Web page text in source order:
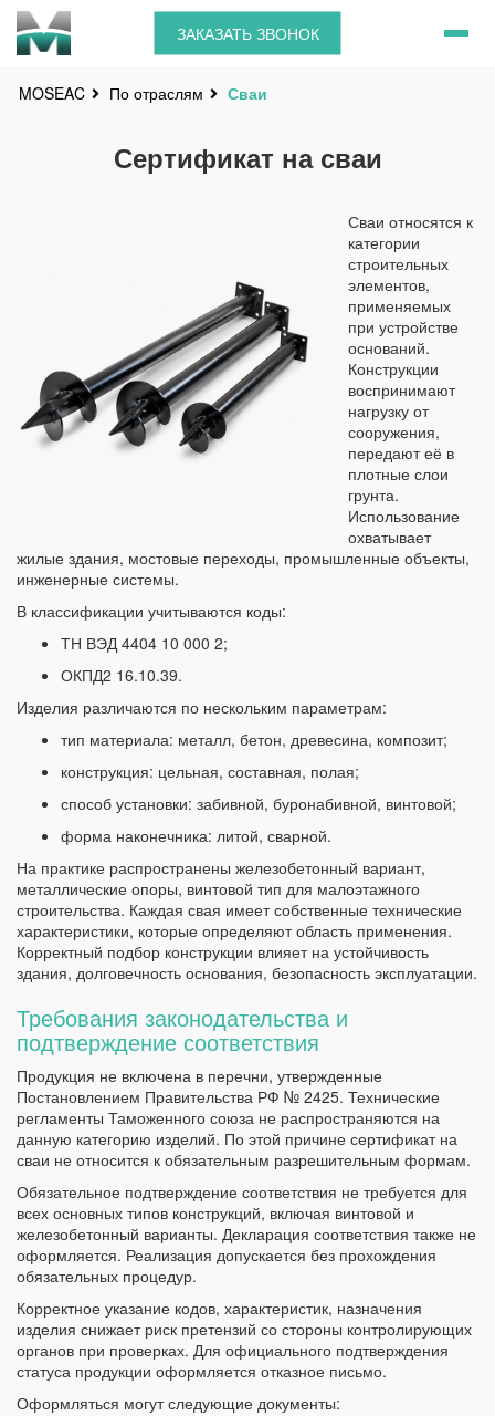
ЗАКАЗАТЬ ЗВОНОК
MOSEAC По отраслям Сваи
Сертификат на сваи
Сваи относятся к
категории
строительных
элементов,
применяемых
при устройстве
оснований.
Конструкции
воспринимают
нагрузку от
сооружения,
передают её в
плотные слои
грунта.
Использование
охватывает
жилые здания, мостовые переходы, промышленные объекты,
инженерные системы.
В классификации учитываются коды:
ТН ВЭД 4404 10 000 2;
ОКПД2 16.10.39.
Изделия различаются по нескольким параметрам:
тип материала: металл, бетон, древесина, композит;
конструкция: цельная, составная, полая;
способ установки: забивной, буронабивной, винтовой;
форма наконечника: литой, сварной.
На практике распространены железобетонный вариант,
металлические опоры, винтовой тип для малоэтажного
строительства. Каждая свая имеет собственные технические
характеристики, которые определяют область применения.
Корректный подбор конструкции влияет на устойчивость
здания, долговечность основания, безопасность эксплуатации.
Требования законодательства и
подтверждение соответствия
Продукция не включена в перечни, утвержденные
Постановлением Правительства РФ № 2425. Технические
регламенты Таможенного союза не распространяются на
данную категорию изделий. По этой причине сертификат на
сваи не относится к обязательным разрешительным формам.
Обязательное подтверждение соответствия не требуется для
всех основных типов конструкций, включая винтовой и
железобетонный варианты. Декларация соответствия также не
оформляется. Реализация допускается без прохождения
обязательных процедур.
Корректное указание кодов, характеристик, назначения
изделия снижает риск претензий со стороны контролирующих
органов при проверках. Для официального подтверждения
статуса продукции оформляется отказное письмо.
Оформляться могут следующие документы: